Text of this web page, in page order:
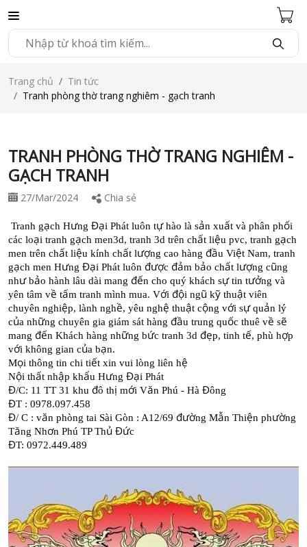
Trang chủ
Tin tức
Tranh phòng thờ trang nghiêm - gạch tranh
TRANH PHÒNG THỜ TRANG NGHIÊM -
GẠCH TRANH
27/Mar/2024 Chia sẻ
Tranh gạch Hưng Đại Phát luôn tựhào là sản xuất và phân phối
các loại tranh gạch men3d, tranh 3d trên chất liệu pvc, tranh gạch
men trên chất liệu kính chất lượng cao hàng đầu Việt Nam, tranh
gạch men Hưng Đại Phát luôn được đảm bảo chất lượng cũng
nhưbảo hành lâu dài mang đến cho quý khách sựtin tưởng và
yên tâm về tấm tranh mình mua. Với đội ngũ kỹ thuật viên
chuyên nghiệp, lành nghề, yêu nghệ thuật cộng với sựquản lý
của những chuyên gia giám sát hàng đầu trung quốc thuê về sẽ
mang đến Khách hàng những bức tranh 3d đẹp, tinh tế, phù hợp
với không gian của bạn.
Mọi thông tin chi tiết xin vui lòng liên hệ
Nội thất nhập khẩu Hưng Đại Phát
Đ/C: 11 TT 31 khu đô thị mới Văn Phú - Hà Đông
ĐT : 0978.097.458
Đ/ C : văn phòng tai Sài Gòn : A12/69 đường Mẫn Thiện phường
Tăng Nhơn Phú TP Thủ Đức
ĐT: 0972.449.489